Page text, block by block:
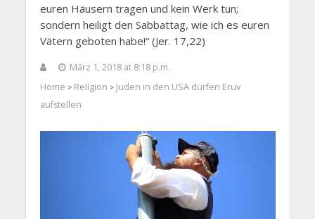
euren Häusern tragen und kein Werk tun;
sondern heiligt den Sabbattag, wie ich es euren
Vätern geboten habe!“ (Jer. 17,22)
März 1, 2018 at 8:18 p.m.
Home > Religion > Juden in den USA dürfen Eruv
aufstellen